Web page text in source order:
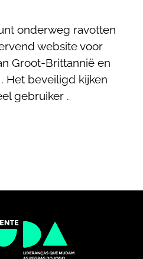
onderweg ravotten
website voor
Groot-Brittannië en
Het beveiligd kijken
gebruiker .